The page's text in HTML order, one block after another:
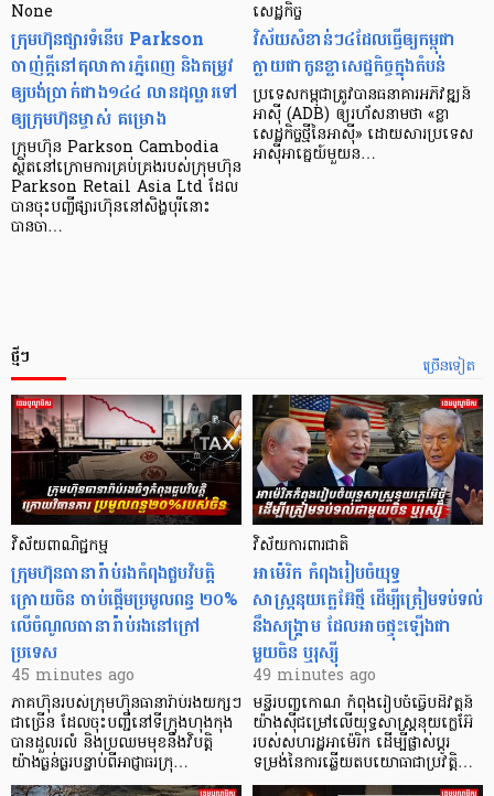
None
ក្រុមហ៊ុនផ្សារទំនើប Parkson
ចាញ់ក្ដីនៅតុលាការភ្នំពេញ និងតម្រូវ
ឲ្យបង់ប្រាក់ជាង១៤៤ លានដុល្លារទៅ
ឲ្យក្រុមហ៊ុនម្ចាស់ គម្រោង
ក្រុមហ៊ុន Parkson Cambodia
ស្ថិតនៅក្រោមការគ្រប់គ្រងរបស់ក្រុមហ៊ុន
Parkson Retail Asia Ltd ដែល
បានចុះបញ្ចីផ្សារហ៊ុននៅសិង្ហបុរីនោះ
បានចា…
សេដ្ឋកិច្ច​
វិស័យ​សំខាន់ៗ​៤​ដែល​ធ្វើ​ឲ្យ​កម្ពុជា​
ក្លាយ​ជា​កូន​ខ្លា​សេដ្ឋកិច្ច​ក្នុង​តំបន់
ប្រទេស​កម្ពុជា​ត្រូវ​បាន​ធនាគារ​អភិវឌ្ឍន៍​
អាស៊ី (ADB) ឲ្យ​រហ័ស​នាមថា «ខ្លា​
សេដ្ឋកិច្ច​ថ្មី​នៃ​អាស៊ី» ដោយសារ​ប្រទេស​
អាស៊ី​អាគ្នេយ៍​មួយ​ន…
ច្រើនទៀត
ថ្មីៗ
វិស័យពាណិជ្ជកម្ម
ក្រុមហ៊ុនធានារ៉ាប់រងកំពុងជួបវិបត្តិ
ក្រោយចិន ចាប់ផ្តើមប្រមូលពន្ធ ២០%
លើចំណូលធានារ៉ាប់រងនៅក្រៅ
ប្រទេស
45 minutes ago
ភាគហ៊ុនរបស់ក្រុមហ៊ុនធានារ៉ាប់រងយក្សៗ
ជាច្រើន ដែលចុះបញ្ជីនៅទីក្រុងហុងកុង
បានដួលរលំ និងប្រឈមមុខនឹងវិបត្តិ
យ៉ាងធ្ងន់ធ្ងរបន្ទាប់ពីអាជ្ញាធរក្រុ…
វិស័យការពារជាតិ
អាម៉េរិក កំពុងរៀបចំយុទ្ធ
សាស្ត្រនុយក្លេអ៊ែថ្មី ដើម្បីត្រៀមទប់ទល់
នឹងសង្គ្រាម ដែលអាចផ្ទុះឡើងជា
មួយចិន ឬរុស្ស៊ី
49 minutes ago
មន្ទីរបញ្ចកោណ កំពុងរៀបចំធ្វើបដិវត្តន៍
យ៉ាងស៊ីជម្រៅលើយុទ្ធសាស្ត្រនុយក្លេអ៊ែ
របស់សហរដ្ឋអាម៉េរិក ដើម្បីផ្លាស់ប្តូរ
ទម្រង់នៃការឆ្លើយតបយោធាជាប្រវត្តិ…